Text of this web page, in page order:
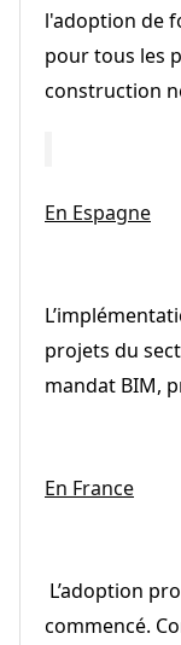
l'adoption de
pour tous les
construction
En Espagne
projets du
mandat BIM,
En France
L’adoption
commencé.